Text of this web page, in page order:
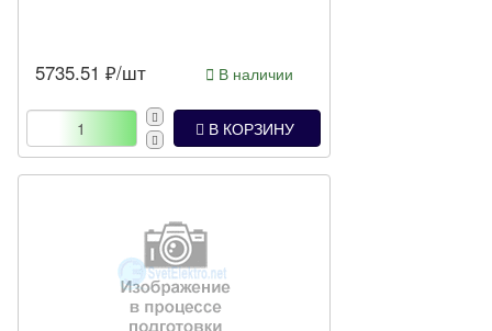
5735.51 ₽/шт В наличии
В КОРЗИНУ